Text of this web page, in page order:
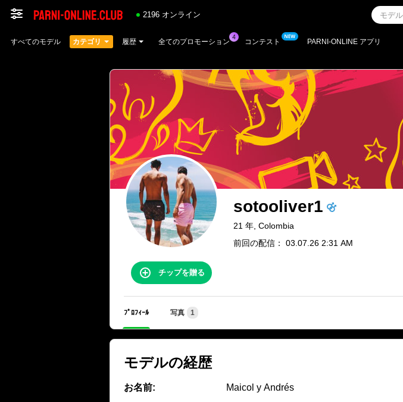
2196 オンライン
すべてのモデル カテゴリ 履歴 全てのプロモーション コンテスト PARNI-ONLINE アプリ
sotooliver1
21 年, Colombia
前回の配信： 03.07.26 2:31 AM
チップを贈る
ﾌﾟﾛﾌｨｰﾙ 写真 1
モデルの経歴
お名前:
Maicol y Andrés